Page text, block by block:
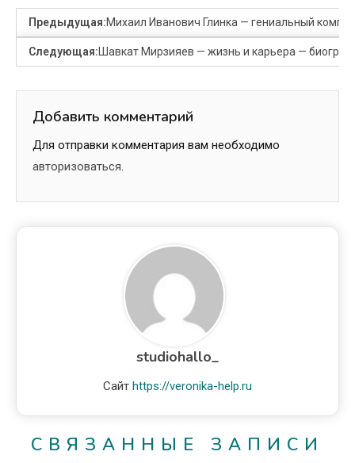
Предыдущая:Михаил Иванович Глинка — гениальный
Следующая:Шавкат Мирзияев — жизнь и карьера —
Добавить комментарий
Для отправки комментария вам необходимо
авторизоваться.
studiohallo_
Сайт https://veronika-help.ru
СВЯЗАННЫЕ ЗАПИСИ